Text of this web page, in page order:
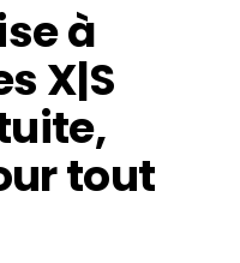
à
X|S
tout